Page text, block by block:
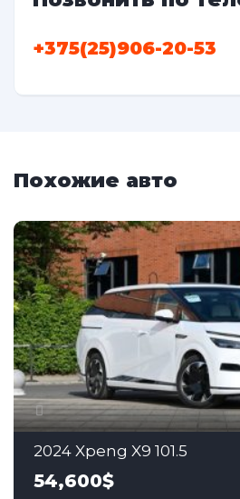
+375(25)906-20-53
Похожие авто
2024 Xpeng X9 101.5
54,600$